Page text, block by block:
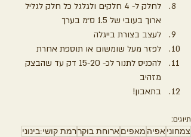
לחלק ל- 4 חלקים ולגלגל כל חלק לגליל
ארוך בעובי של 1.5 ס״מ בערך
לעצב בצורת בייגלה
לפזר מעל שומשום או תוספת אחרת
להכניס לתנור לכ- 15-20 דק עד שהבצק
מזהיב
בתאבון!
תיוגים:
צמחוניאפיה מאפיםארוחת בוקררמת קושי:בינוני